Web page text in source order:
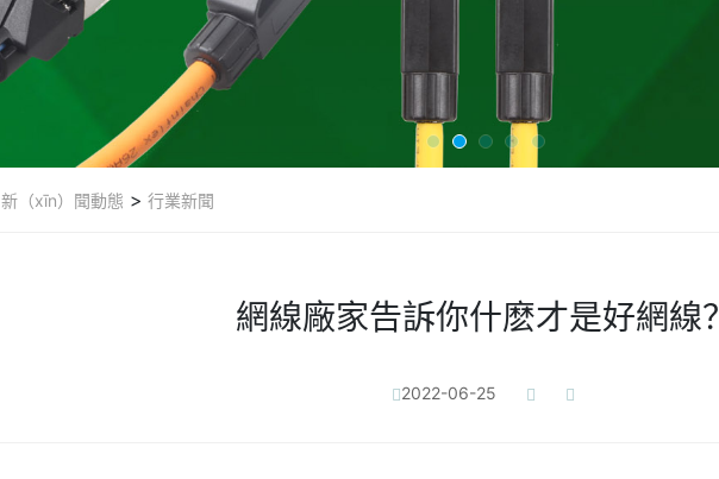
新（xīn）聞動態 > 行業新聞
網線廠家告訴你什麽才是好網線？
2022-06-25